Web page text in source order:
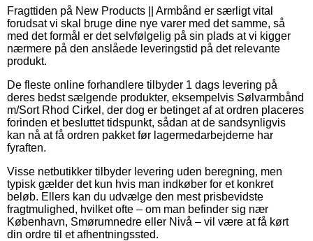
Fragttiden på New Products || Armbånd er særligt vital
forudsat vi skal bruge dine nye varer med det samme, så
med det formål er det selvfølgelig på sin plads at vi kigger
nærmere på den anslåede leveringstid på det relevante
produkt.
De fleste online forhandlere tilbyder 1 dags levering på
deres bedst sælgende produkter, eksempelvis Sølvarmbånd
m/Sort Rhod Cirkel, der dog er betinget af at ordren placeres
forinden et besluttet tidspunkt, sådan at de sandsynligvis
kan nå at få ordren pakket før lagermedarbejderne har
fyraften.
Visse netbutikker tilbyder levering uden beregning, men
typisk gælder det kun hvis man indkøber for et konkret
beløb. Ellers kan du udvælge den mest prisbevidste
fragtmulighed, hvilket ofte – om man befinder sig nær
København, Smørumnedre eller Nivå – vil være at få kørt
din ordre til et afhentningssted.